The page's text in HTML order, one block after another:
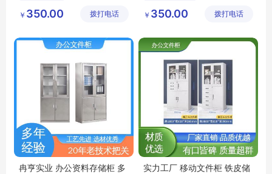
学校资料收纳柜
办公文件存储柜
有限公司
￥ 350.00 拨打电话
办公文件存放柜
办公专用储物柜
有限公司
￥ 350.00 拨打电话
冉亨实业 办公资料存储柜 多
实力工厂 移动文件柜 铁皮储